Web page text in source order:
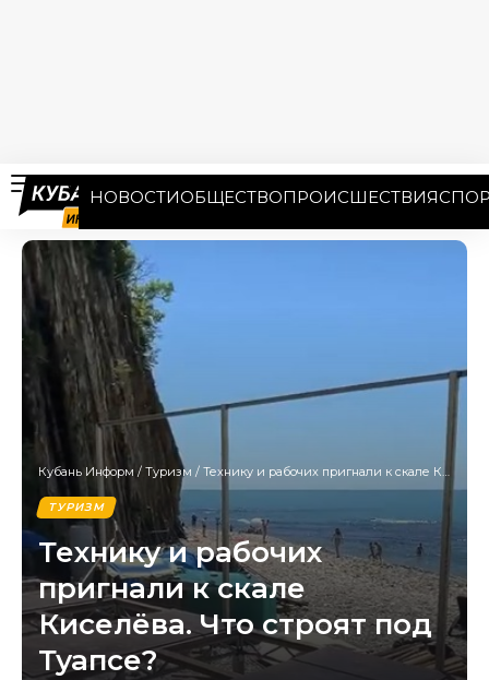
НОВОСТИОБЩЕСТВОПРОИСШЕСТВИЯ
Кубань Информ / Туризм / Технику и рабочих пригнали к скале Киселёва. Что строят под Туапсе?
ТУРИЗМ
Технику и рабочих
пригнали к скале
Киселёва. Что строят под
Туапсе?